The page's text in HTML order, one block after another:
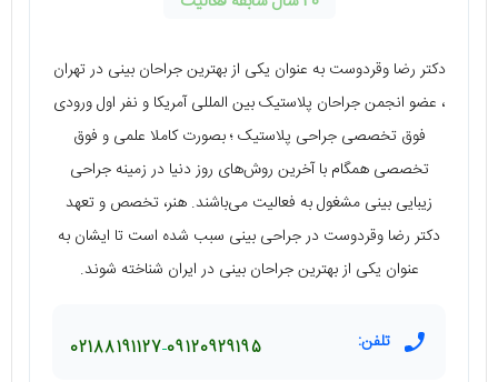
دکتر رضا وقردوست به عنوان یکی از بهترین جراحان بینی در تهران
، عضو انجمن جراحان پلاستیک بین المللی آمریکا و نفر اول ورودی
فوق تخصصی جراحی پلاستیک ؛ بصورت کاملا علمی و فوق
تخصصی همگام با آخرین روش‌های روز دنیا در زمینه جراحی
زیبایی بینی مشغول به فعالیت می‌باشند. هنر، تخصص و تعهد
دکتر رضا وقردوست در جراحی بینی سبب شده است تا ایشان به
عنوان یکی از بهترین جراحان بینی در ایران شناخته شوند.
تلفن: 09120929195
02188191127